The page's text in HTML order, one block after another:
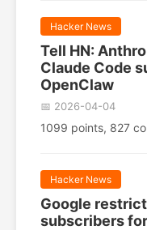
Hacker News
Tell HN:
Claude Code
OpenClaw
📅 2026-04-04
1099 points, 827
Hacker News
Google
subscribers